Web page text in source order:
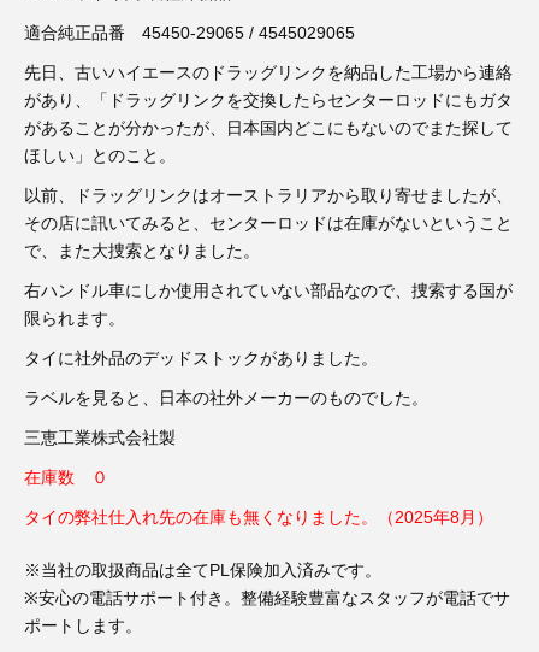
ホイールロック取り外しツール（6）
3D プリンターペン（8）
その他（12）
適合純正品番 45450-29065 / 4545029065
先日、古いハイエースのドラッグリンクを納品した工場から連絡
があり、「ドラッグリンクを交換したらセンターロッドにもガタ
があることが分かったが、日本国内どこにもないのでまた探して
ほしい」とのこと。
以前、ドラッグリンクはオーストラリアから取り寄せましたが、
その店に訊いてみると、センターロッドは在庫がないということ
で、また大捜索となりました。
右ハンドル車にしか使用されていない部品なので、捜索する国が
限られます。
タイに社外品のデッドストックがありました。
ラベルを見ると、日本の社外メーカーのものでした。
三恵工業株式会社製
在庫数 ０
タイの弊社仕入れ先の在庫も無くなりました。（2025年8月）
※当社の取扱商品は全てPL保険加入済みです。
※安心の電話サポート付き。整備経験豊富なスタッフが電話でサ
ポートします。